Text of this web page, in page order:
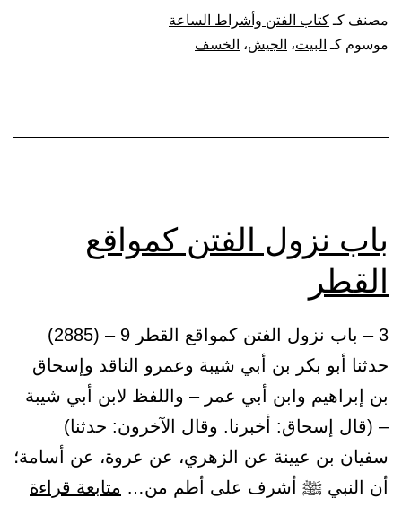
مصنف كـكتاب الفتن وأشراط الساعة
موسوم كـ البيت، الجيش، الخسف
باب نزول الفتن كمواقع
القطر
3 – باب نزول الفتن كمواقع القطر 9 – (2885)
حدثنا أبو بكر بن أبي شيبة وعمرو الناقد وإسحاق
بن إبراهيم وابن أبي عمر – واللفظ لابن أبي شيبة
– (قال إسحاق: أخبرنا. وقال الآخرون: حدثنا)
سفيان بن عيينة عن الزهري، عن عروة، عن أسامة؛
أن النبي ﷺ أشرف على أطم من… متابعة قراءة